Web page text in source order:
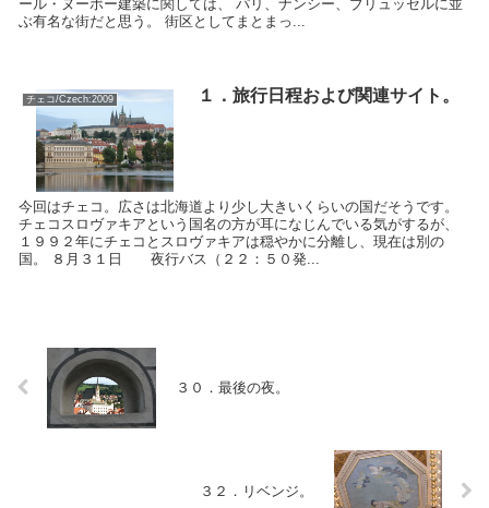
ール・ヌーボー建築に関しては、 パリ、ナンシー、ブリュッセルに並
ぶ有名な街だと思う。 街区としてまとまっ...
チェコ/Czech:2009 １．旅行日程および関連サイト。
今回はチェコ。広さは北海道より少し大きいくらいの国だそうです。
チェコスロヴァキアという国名の方が耳になじんでいる気がするが、
１９９２年にチェコとスロヴァキアは穏やかに分離し、現在は別の
国。 ８月３１日 夜行バス（２２：５０発...
３０．最後の夜。
３２．リベンジ。